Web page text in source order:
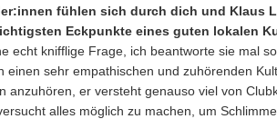
fühlen sich durch dich und Klaus
Eckpunkte eines guten lokalen
echt knifflige Frage, ich beantworte sie mal
einen sehr empathischen und zuhörenden
anzuhören, er versteht genauso viel von
alles möglich zu machen, um